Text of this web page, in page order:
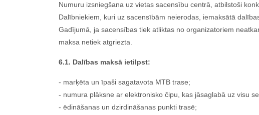
Numuru izsniegšana uz vietas sacensību centrā, atbilstoši
Dalībniekiem, kuri uz sacensībām neierodas, iemaksātā
Gadījumā, ja sacensības tiek atliktas no organizatoriem
maksa netiek atgriezta.
6.1. Dalības maksā ietilpst:
- marķēta un īpaši sagatavota MTB trase;
- numura plāksne ar elektronisko čipu, kas jāsaglabā uz visu
- ēdināšanas un dzirdināšanas punkti trasē;